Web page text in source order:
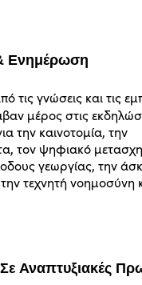
Ενημέρωση
τις γνώσεις και τις
μέρος στις
την καινοτομία, την
τον ψηφιακό
γεωργίας, την
τεχνητή νοημοσύνη
Αναπτυξιακές